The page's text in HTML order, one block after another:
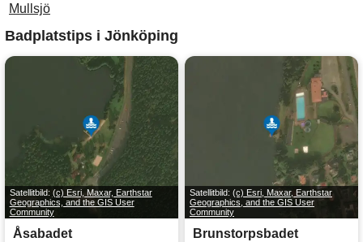
Mullsjö
Badplatstips i Jönköping
Satellitbild: (c) Esri, Maxar, Earthstar
Geographics, and the GIS User
Community
Åsabadet
Satellitbild: (c) Esri, Maxar, Earthstar
Geographics, and the GIS User
Community
Brunstorpsbadet